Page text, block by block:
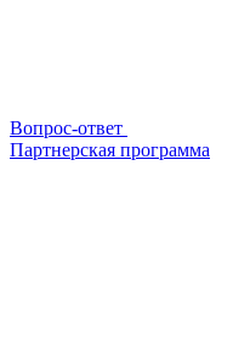
Вопрос-ответ
Партнерская программа